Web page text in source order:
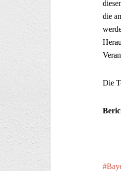
die
Die